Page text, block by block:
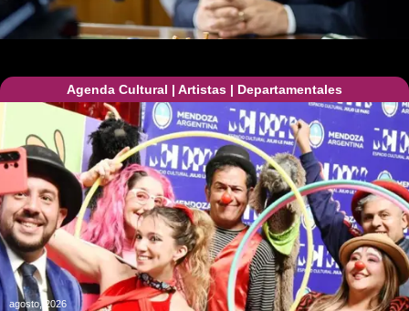
Agenda Cultural | Artistas | Departamentales
agosto, 2026